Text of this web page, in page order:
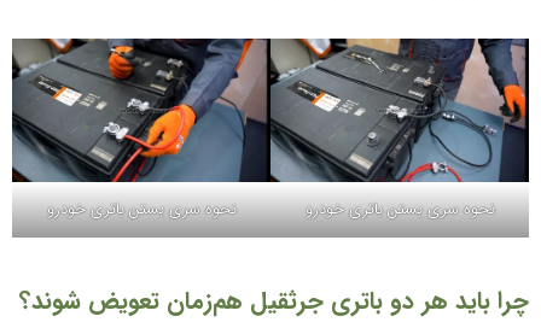
نحوه سری بستن باتری خودرو نحوه سری بستن باتری خودرو
چرا باید هر دو باتری جرثقیل هم‌زمان تعویض شوند؟